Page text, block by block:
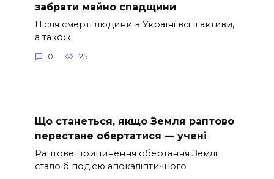
забрати майно спадщини
Після смерті людини в Україні всі її активи,
а також
0 25
Що станеться, якщо Земля раптово
перестане обертатися — учені
Раптове припинення обертання Землі
стало б подією апокаліптичного